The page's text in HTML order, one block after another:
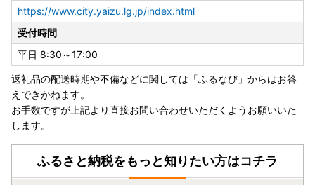
※申請には「マイナンバーカード」が必要です
※App Store もしくは Google Play から「IAM（アイア
ム）」アプリのダウンロードが必要です
■天候状況や宅配業者の休業・営業時間短縮等にともなう影
響について
積雪等の天候状況や、年末年始における宅配業者の休業・営
業時間短縮等の影響により、お礼品の配送に遅れが発生する
可能性があります。
上記の事情によりお礼品の到着が遅延となる場合は、ご容赦
ください。
https://www.city.yaizu.lg.jp/index.html
受付時間
平日 8:30～17:00
返礼品の配送時期や不備などに関しては「ふるなび」からはお答
えできかねます。
お手数ですが上記より直接お問い合わせいただくようお願いいた
します。
ふるさと納税をもっと知りたい方はコチラ